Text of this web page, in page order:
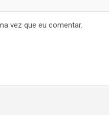
vez que eu comentar.